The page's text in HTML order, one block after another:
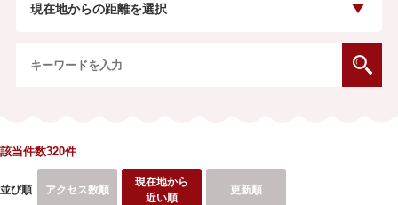
現在地からの距離を選択
該当件数320件
並び順 アクセス数順
現在地から
近い順
更新順